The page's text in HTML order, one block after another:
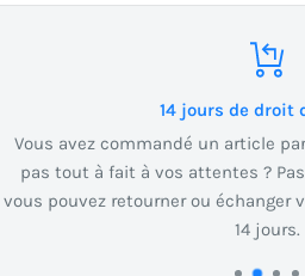
14 jours de droit
Vous avez commandé un article
pas tout à fait à vos attentes ?
vous pouvez retourner ou échanger
14 jours.